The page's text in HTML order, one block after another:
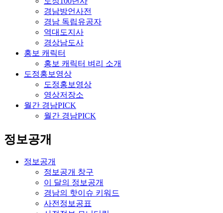
경남방언사전
경남 독립유공자
역대도지사
경상남도사
홍보 캐릭터
홍보 캐릭터 벼리 소개
도정홍보영상
도정홍보영상
영상저장소
월간 경남PICK
월간 경남PICK
정보공개
정보공개
정보공개 창구
이 달의 정보공개
경남의 핫이슈 키워드
사전정보공표